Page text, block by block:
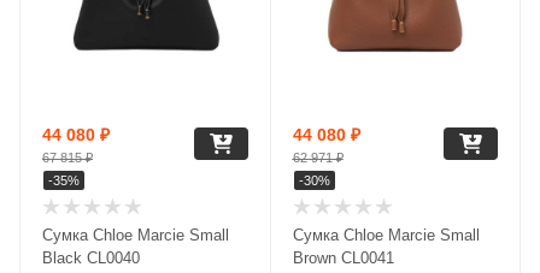
Сумка Chloe Marcie Small
Black CL0040
44 080 ₽
67 815₽
-35%
Сумка Chloe Marcie Small
Brown CL0041
44 080₽
62 971₽
-30%